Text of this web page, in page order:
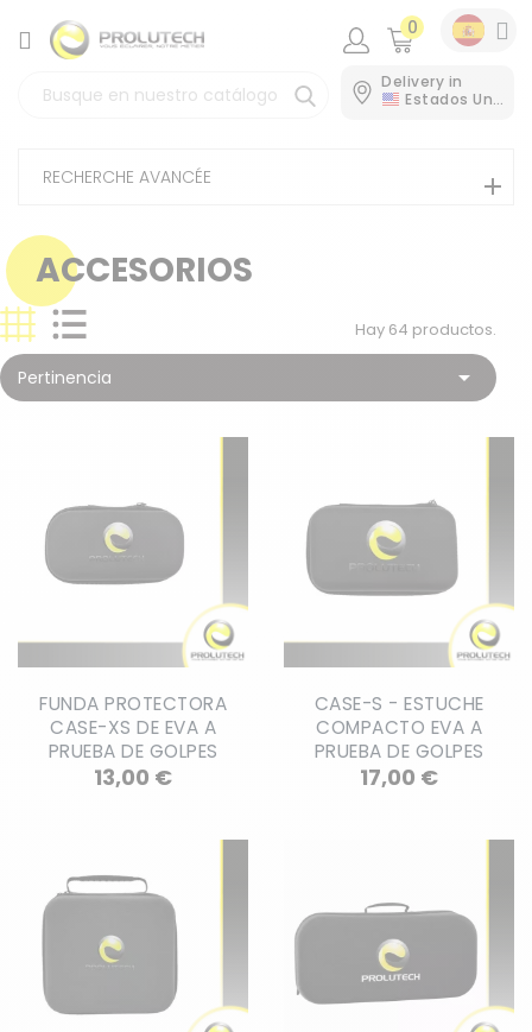
CATEGORÍA 0
Delivery in
Estados Unidos
RECHERCHE AVANCÉE
ACCESORIOS
Hay 64 productos.
Pertinencia 
FUNDA PROTECTORA
CASE-XS DE EVA A
PRUEBA DE GOLPES
13,00 €Precio
CASE-S - ESTUCHE
COMPACTO EVA A
PRUEBA DE GOLPES
17,00 €Precio